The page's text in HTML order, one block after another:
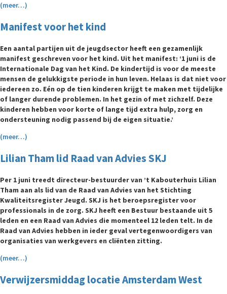
(meer…)
Manifest voor het kind
Een aantal partijen uit de jeugdsector heeft een gezamenlijk
manifest geschreven voor het kind. Uit het manifest: ‘1 juni is de
Internationale Dag van het Kind. De kindertijd is voor de meeste
mensen de gelukkigste periode in hun leven. Helaas is dat niet voor
iedereen zo. Eén op de tien kinderen krijgt te maken met tijdelijke
of langer durende problemen. In het gezin of met zichzelf. Deze
kinderen hebben voor korte of lange tijd extra hulp, zorg en
ondersteuning nodig passend bij de eigen situatie.’
(meer…)
Lilian Tham lid Raad van Advies SKJ
Per 1 juni treedt directeur-bestuurder van ’t Kabouterhuis Lilian
Tham aan als lid van de Raad van Advies van het Stichting
Kwaliteitsregister Jeugd. SKJ is het beroepsregister voor
professionals in de zorg. SKJ heeft een Bestuur bestaande uit 5
leden en een Raad van Advies die momenteel 12 leden telt. In de
Raad van Advies hebben in ieder geval vertegenwoordigers van
organisaties van werkgevers en cliënten zitting.
(meer…)
Verwijzersmiddag locatie Amsterdam West